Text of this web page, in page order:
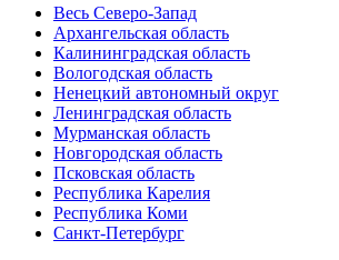
Весь Северо-Запад
Архангельская область
Калининградская область
Вологодская область
Ненецкий автономный округ
Ленинградская область
Мурманская область
Новгородская область
Псковская область
Республика Карелия
Республика Коми
Санкт-Петербург